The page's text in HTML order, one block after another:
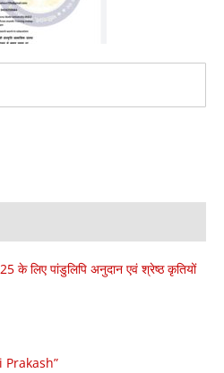
के लिए पांडुलिपि अनुदान एवं श्रेष्ठ कृतियों
Prakash”